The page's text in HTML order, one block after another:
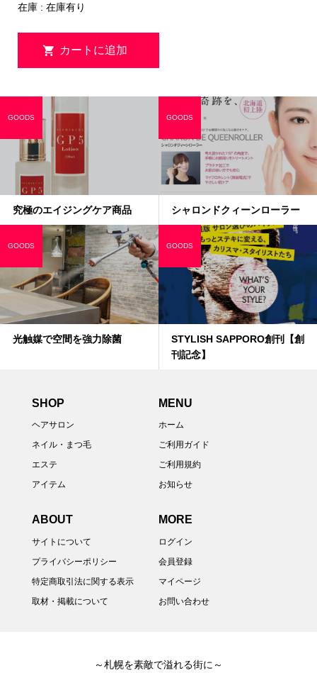
在庫 : 在庫有り
究極のエイジングケア商品
GOODS
シャロンドクィーンローラー
GOODS
光触媒で空間を強力除菌
GOODS
STYLISH SAPPORO創刊【創
刊記念】
GOODS
SHOP
ヘアサロン
ネイル・まつ毛
エステ
アイテム
MENU
ホーム
ご利用ガイド
ご利用規約
お知らせ
ABOUT
サイトについて
プライバシーポリシー
特定商取引法に関する表示
取材・掲載について
MORE
ログイン
会員登録
マイページ
お問い合わせ
～札幌を素敵で溢れる街に～